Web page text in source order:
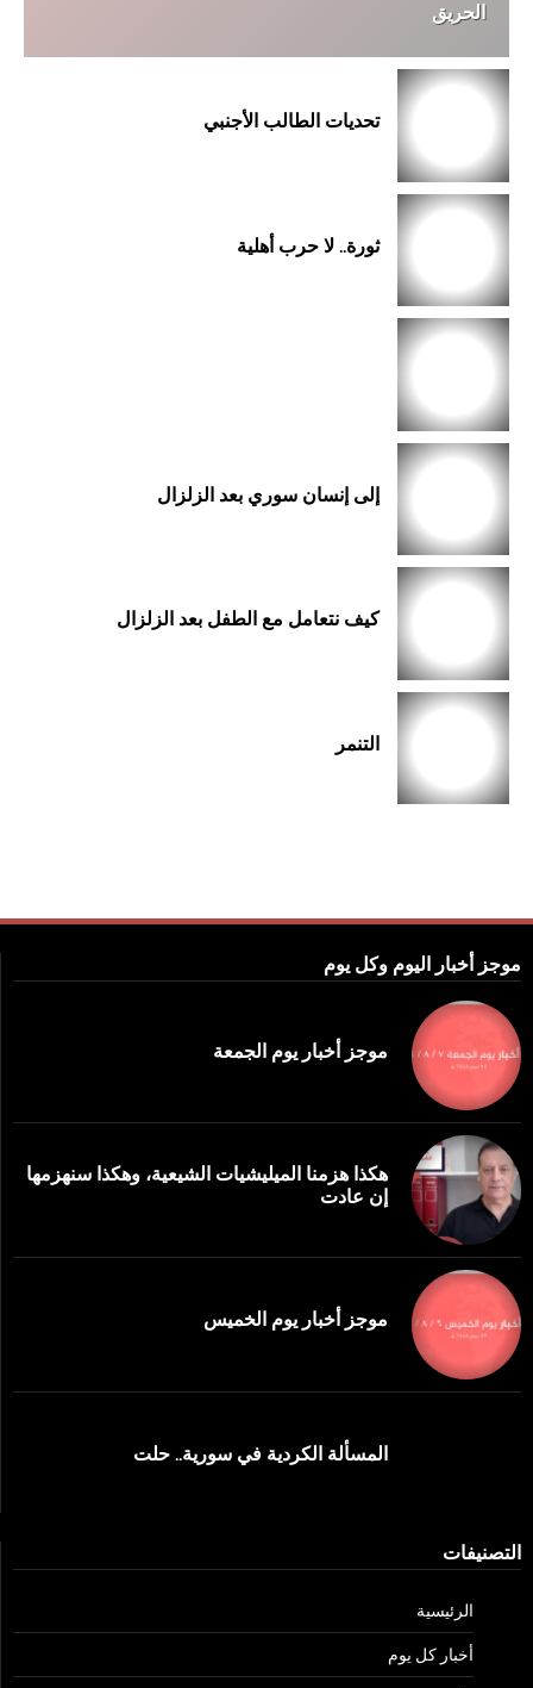
الحريق
تحديات الطالب الأجنبي
ثورة.. لا حرب أهلية
إلى إنسان سوري بعد الزلزال
كيف نتعامل مع الطفل بعد الزلزال
التنمر
موجز أخبار اليوم وكل يوم
موجز أخبار يوم الجمعة
هكذا هزمنا الميليشيات الشيعية، وهكذا سنهزمها
إن عادت
موجز أخبار يوم الخميس
المسألة الكردية في سورية.. حلت
التصنيفات
الرئيسية
أخبار كل يوم